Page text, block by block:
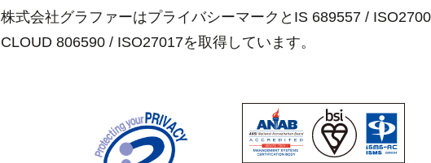
株式会社グラファーはプライバシーマークとIS 689557 /
CLOUD 806590 / ISO27017を取得しています。